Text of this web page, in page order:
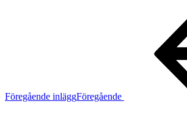
Föregående inläggFöregående